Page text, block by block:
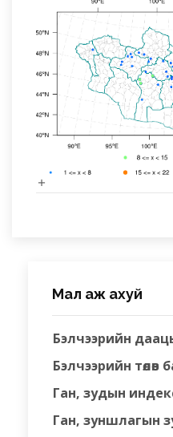
Мал аж ахуй
Бэлчээрийн
Бэлчээрийн
Ган, зудын
Ган, зуншлагын